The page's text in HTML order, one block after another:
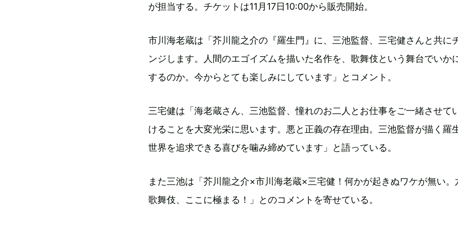
が担当する。チケットは11月17日10:00から販売開始。
市川海老蔵は「芥川龍之介の『羅生門』に、三池監督、三宅健さんと共に
ンジします。人間のエゴイズムを描いた名作を、歌舞伎という舞台でいか
するのか。今からとても楽しみにしています」とコメント。
三宅健は「海老蔵さん、三池監督、憧れのお二人とお仕事をご一緒させて
けることを大変光栄に思います。悪と正義の存在理由。三池監督が描く羅
世界を追求できる喜びを噛み締めています」と語っている。
また三池は「芥川龍之介×市川海老蔵×三宅健！何かが起きぬワケが無い。
歌舞伎、ここに極まる！」とのコメントを寄せている。